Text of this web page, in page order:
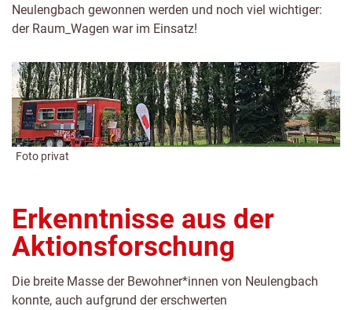
Neulengbach gewonnen werden und noch viel wichtiger:
der Raum_Wagen war im Einsatz!
Foto privat
Erkenntnisse aus der
Aktionsforschung
Die breite Masse der Bewohner*innen von Neulengbach
konnte, auch aufgrund der erschwerten